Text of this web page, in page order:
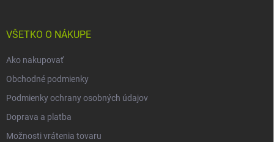
VŠETKO O NÁKUPE
Ako nakupovať
Obchodné podmienky
Podmienky ochrany osobných údajov
Doprava a platba
Možnosti vrátenia tovaru